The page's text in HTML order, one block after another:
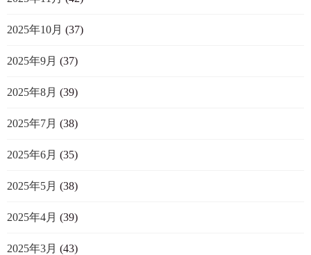
2025年10月 (37)
2025年9月 (37)
2025年8月 (39)
2025年7月 (38)
2025年6月 (35)
2025年5月 (38)
2025年4月 (39)
2025年3月 (43)